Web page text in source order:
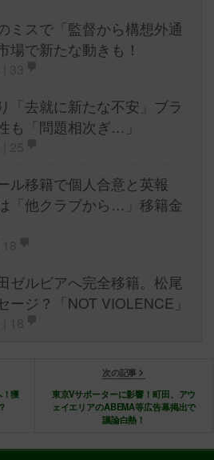
ミスで「監督から構想外通
場で新たな動きも！
「去就に新たな不安」ブラ
も「問題相次ぎ…」
ル移籍で個人合意と英報
「他クラブから…」移籍金
ゼルビアへ完全移籍。松尾
ジ？「NOT VIOLENCE」
獲
次の記事
東京Vサポーターに影響！町田、アウ
ェイエリアのABEMA等広告幕掲出で
議論白熱！